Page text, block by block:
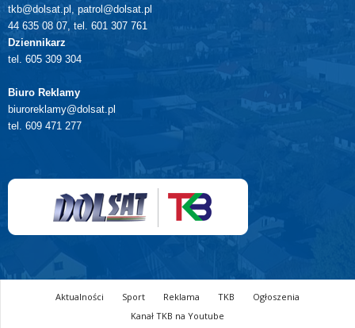
tkb@dolsat.pl, patrol@dolsat.pl
44 635 08 07, tel. 601 307 761
Dziennikarz
tel. 605 309 304
Biuro Reklamy
biuroreklamy@dolsat.pl
tel. 609 471 277
Aktualności Sport Reklama TKB
Ogłoszenia
Kanał TKB na Youtube